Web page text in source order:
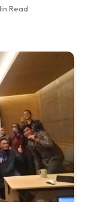
Read